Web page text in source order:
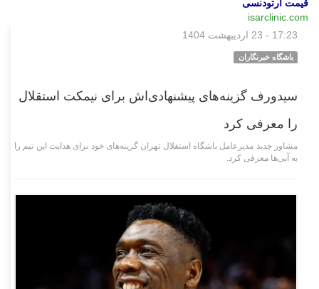
قیمت ارتودنسی
isarclinic.com
17:23 - 23 اردیبهشت 1404
باشگاه خبرنگاران
سیدورف گزینه‌های پیشنهادی‌اش برای نیمکت استقلال
را معرفی کرد
مشاور جدید مدیرعامل باشگاه استقلال تهران گزینه‌های خود برای هدایت این تیم را
به آبی‌ها معرفی کرد.